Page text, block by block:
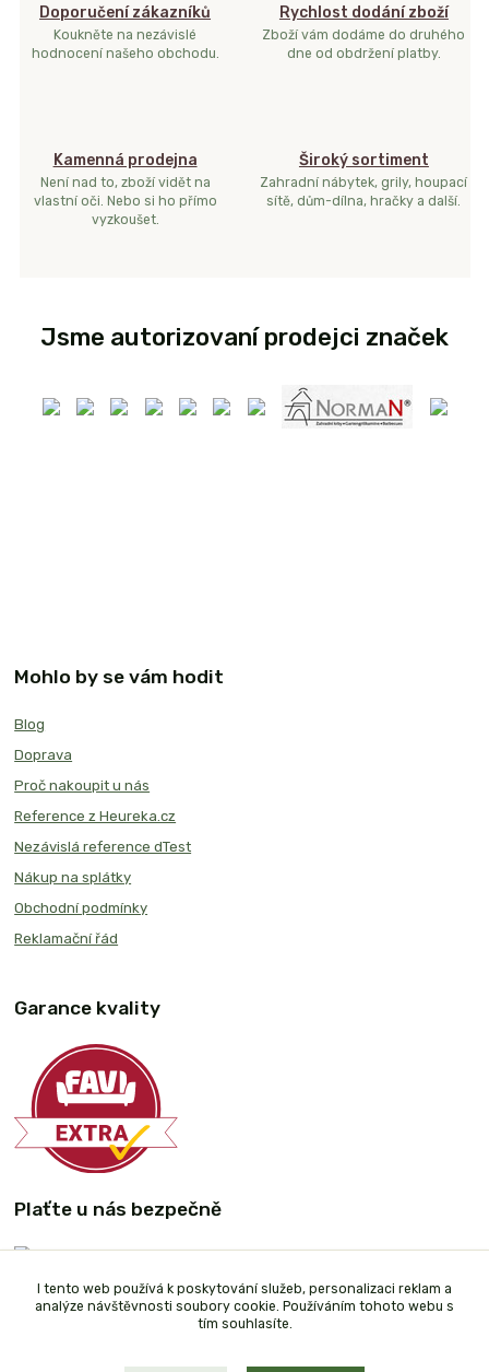
Doporučení zákazníků
Koukněte na nezávislé
hodnocení našeho obchodu.
Rychlost dodání zboží
Zboží vám dodáme do druhého
dne od obdržení platby.
Kamenná prodejna
Není nad to, zboží vidět na
vlastní oči. Nebo si ho přímo
vyzkoušet.
Široký sortiment
Zahradní nábytek, grily, houpací
sítě, dům-dílna, hračky a další.
Jsme autorizovaní prodejci značek
Mohlo by se vám hodit
Blog
Doprava
Proč nakoupit u nás
Reference z Heureka.cz
Nezávislá reference dTest
Nákup na splátky
Obchodní podmínky
Reklamační řád
Garance kvality
Plaťte u nás bezpečně
I tento web používá k poskytování služeb, personalizaci reklam a
analýze návštěvnosti soubory cookie. Používáním tohoto webu s
tím souhlasíte.